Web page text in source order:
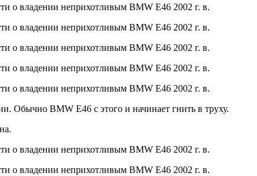
Обычно BMW E46 с этого и начинает гнить в труху.